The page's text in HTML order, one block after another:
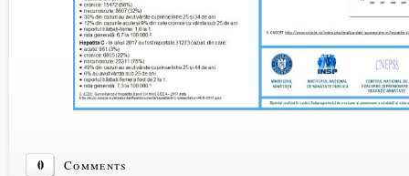
0 Comments